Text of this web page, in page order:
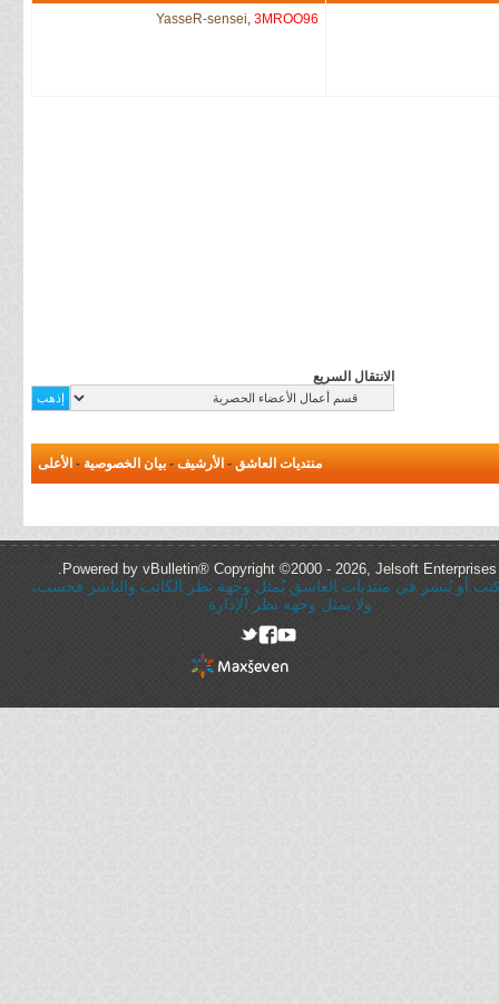
YasseR-sensei, 3MROO96
الانتقال السريع
منتديات العاشق - الأرشيف - بيان الخصوصية - الأعلى
Powered by vBulletin® Copyright ©2000 - 2026, Jelsoft Enterprises
أو يُنشر في منتديات العاشق يُمثل وجهة نظر الكاتب والناشر فحسب،
ولا يمثل وجهه نظر الإدارة